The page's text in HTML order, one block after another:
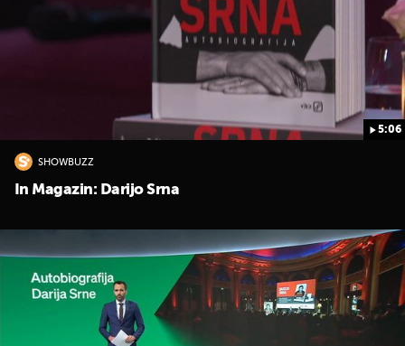
5:06
SHOWBUZZ
In Magazin: Darijo Srna